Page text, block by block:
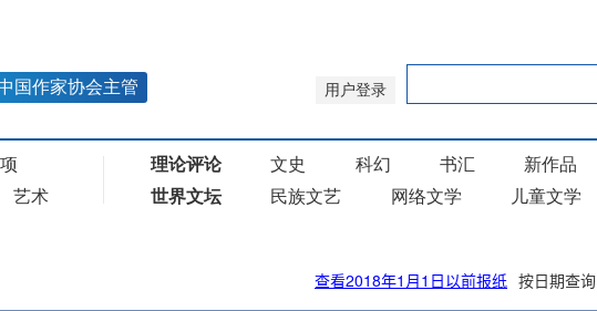
查看2018年1月1日以前报纸 按日期查询